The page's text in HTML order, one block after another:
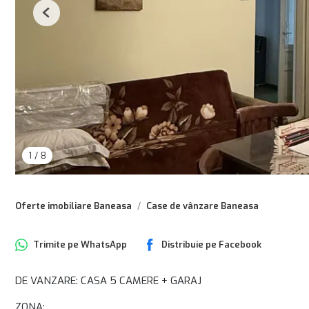
1 / 8
Previous
Oferte imobiliare Baneasa Case de vânzare Baneasa
Trimite pe WhatsApp Distribuie pe Facebook
DE VANZARE: CASA 5 CAMERE + GARAJ